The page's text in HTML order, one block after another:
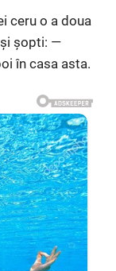
ceru o a doua
și șopti: —
în casa asta.